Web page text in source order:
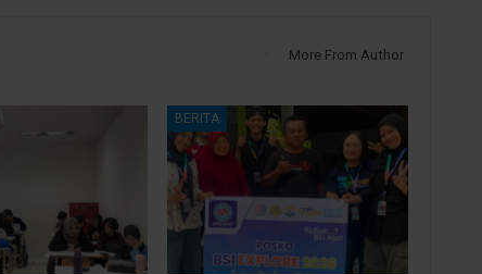
More From Author
BERITA